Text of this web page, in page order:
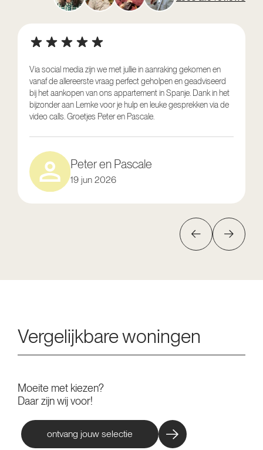
Via social media zijn we met jullie in aanraking gekomen en
vanaf de allereerste vraag perfect geholpen en geadviseerd
bij het aankopen van ons appartement in Spanje. Dank in het
bijzonder aan Lemke voor je hulp en leuke gesprekken via de
video calls. Groetjes Peter en Pascale.
Peter en Pascale
19 jun 2026
Vergelijkbare woningen
Moeite met kiezen?
Daar zijn wij voor!
ontvang jouw selectie